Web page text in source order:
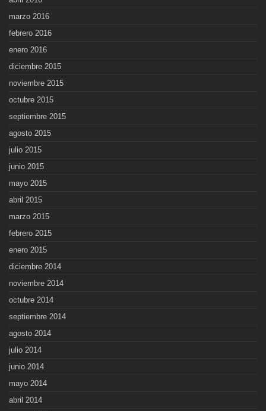
marzo 2016
febrero 2016
enero 2016
diciembre 2015
noviembre 2015
octubre 2015
septiembre 2015
agosto 2015
julio 2015
junio 2015
mayo 2015
abril 2015
marzo 2015
febrero 2015
enero 2015
diciembre 2014
noviembre 2014
octubre 2014
septiembre 2014
agosto 2014
julio 2014
junio 2014
mayo 2014
abril 2014